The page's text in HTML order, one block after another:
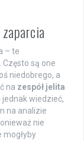
– te
są one
niedobrego, a
na zespół jelita
jednak wiedzieć,
na analizie
nie